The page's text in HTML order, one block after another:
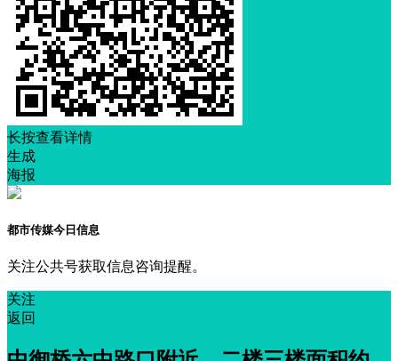
长按查看详情
生成
海报
都市传媒今日信息
关注公共号获取信息咨询提醒。
关注
返回